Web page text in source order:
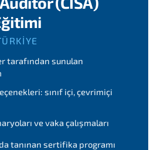
tarafından sunulan
sınıf içi, çevrimiçi
ve vaka çalışmaları
tanınan sertifika programı